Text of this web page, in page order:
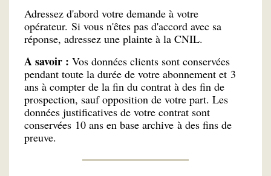
Adressez d'abord votre demande à votre
opérateur. Si vous n'êtes pas d'accord avec sa
réponse, adressez une plainte à la CNIL.
A savoir : Vos données clients sont conservées
pendant toute la durée de votre abonnement et 3
ans à compter de la fin du contrat à des fin de
prospection, sauf opposition de votre part. Les
données justificatives de votre contrat sont
conservées 10 ans en base archive à des fins de
preuve.